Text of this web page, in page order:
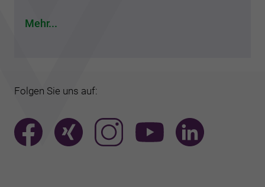
Mehr...
Folgen Sie uns auf: